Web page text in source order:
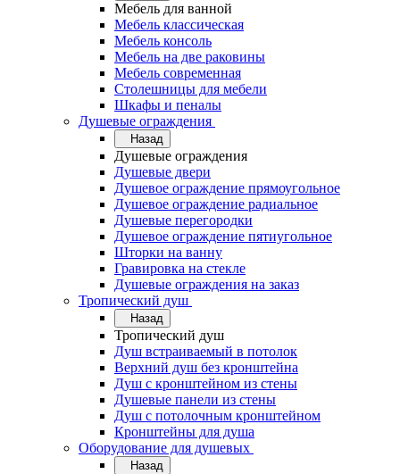
Мебель для ванной
Мебель классическая
Мебель консоль
Мебель на две раковины
Мебель современная
Столешницы для мебели
Шкафы и пеналы
Душевые ограждения
Назад
Душевые ограждения
Душевые двери
Душевое ограждение прямоугольное
Душевое ограждение радиальное
Душевые перегородки
Душевое ограждение пятиугольное
Шторки на ванну
Гравировка на стекле
Душевые ограждения на заказ
Тропический душ
Назад
Тропический душ
Душ встраиваемый в потолок
Верхний душ без кронштейна
Душ с кронштейном из стены
Душевые панели из стены
Душ с потолочным кронштейном
Кронштейны для душа
Оборудование для душевых
Назад